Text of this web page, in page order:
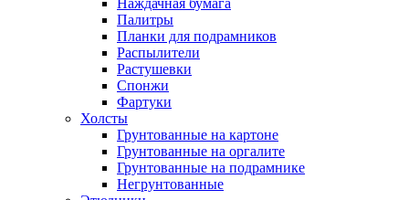
Наждачная бумага
Палитры
Планки для подрамников
Распылители
Растушевки
Спонжи
Фартуки
Холсты
Грунтованные на картоне
Грунтованные на оргалите
Грунтованные на подрамнике
Негрунтованные